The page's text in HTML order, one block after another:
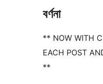
বৰ্ণনা
** NOW WITH
EACH POST
**